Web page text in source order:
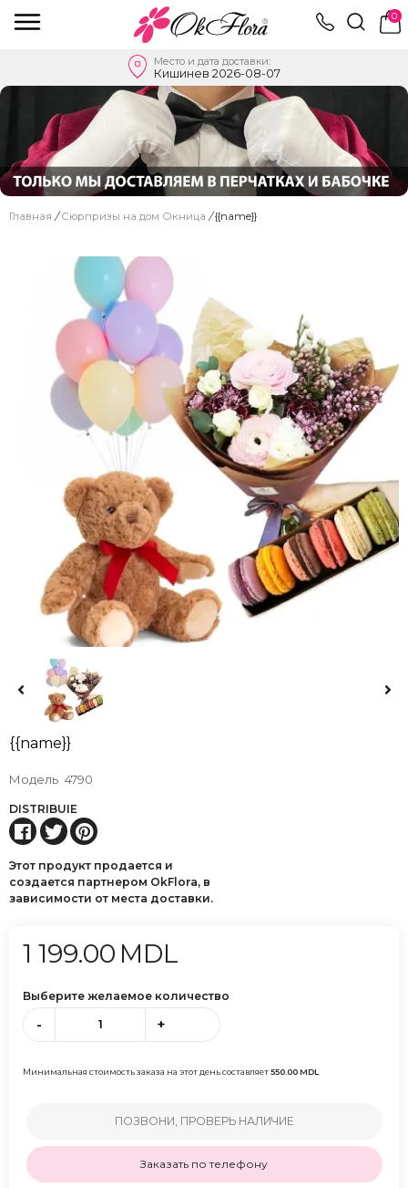
0
Место и дата доставки:
Кишинев 2026-08-07
Главная / Сюрпризы на дом Окница / {{name}}
{{name}}
Модель 4790
DISTRIBUIE
Этот продукт продается и
создается партнером OkFlora, в
зависимости от места доставки.
1 199.00 MDL
Выберите желаемое количество
- +
Минимальная стоимость заказа на этот день составляет550.00MDL
ПОЗВОНИ, ПРОВЕРЬ НАЛИЧИЕ
Заказать по телефону